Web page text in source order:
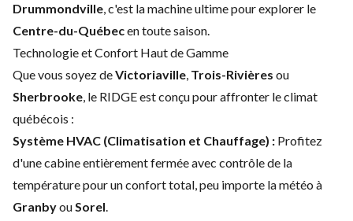
Drummondville, c'est la machine ultime pour explorer le
Centre-du-Québecen toute saison.
Technologie et Confort Haut de Gamme
Que vous soyez deVictoriaville, Trois-Rivières ou
Sherbrooke, le RIDGE est conçu pour affronter le climat
québécois :
Système HVAC (Climatisation et Chauffage) : Profitez
d'une cabine entièrement fermée avec contrôle de la
température pour un confort total, peu importe la météo à
GranbyouSorel.